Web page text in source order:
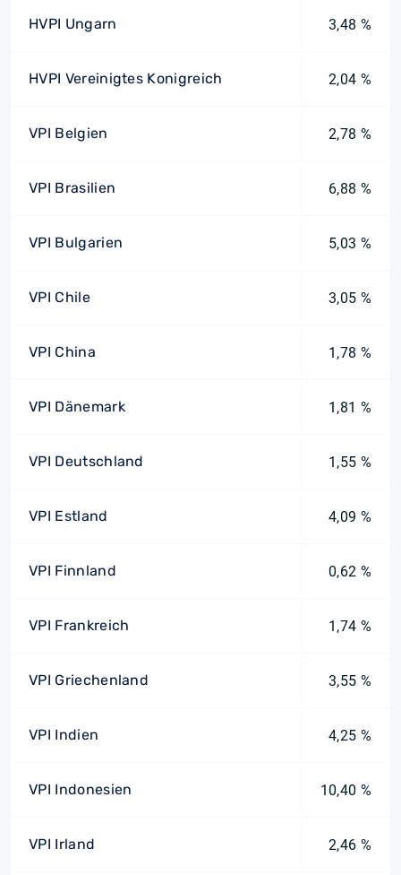
HVPI Ungarn 3,48 %
HVPI Vereinigtes Konigreich 2,04 %
VPI Belgien 2,78 %
VPI Brasilien 6,88 %
VPI Bulgarien 5,03 %
VPI Chile 3,05 %
VPI China 1,78 %
VPI Dänemark 1,81 %
VPI Deutschland 1,55 %
VPI Estland 4,09 %
VPI Finnland 0,62 %
VPI Frankreich 1,74 %
VPI Griechenland 3,55 %
VPI Indien 4,25 %
VPI Indonesien 10,40 %
VPI Irland 2,46 %